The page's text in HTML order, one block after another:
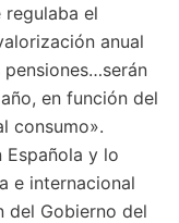
regulaba el
anual
en función del
consumo».
Española y lo
e internacional
del Gobierno del